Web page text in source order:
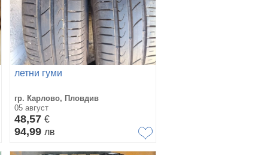
летни гуми
гр. Карлово, Пловдив
05 август
48,57 €
94,99 лв